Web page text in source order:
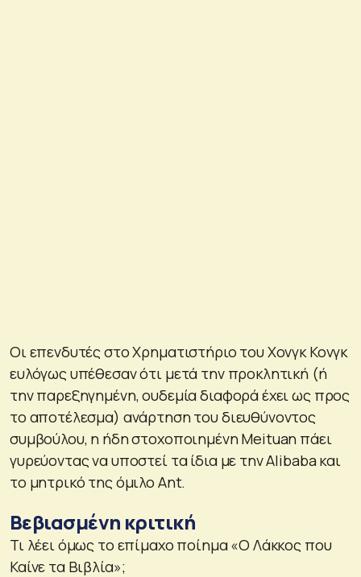
Οι επενδυτές στο Χρηματιστήριο του Χονγκ Κονγκ
ευλόγως υπέθεσαν ότι μετά την προκλητική (ή
την παρεξηγημένη, ουδεμία διαφορά έχει ως προς
το αποτέλεσμα) ανάρτηση του διευθύνοντος
συμβούλου, η ήδη στοχοποιημένη Meituan πάει
γυρεύοντας να υποστεί τα ίδια με την Alibaba και
το μητρικό της όμιλο Ant.
Βεβιασμένη κριτική
Τι λέει όμως το επίμαχο ποίημα «Ο Λάκκος που
Καίνε τα Βιβλία»;